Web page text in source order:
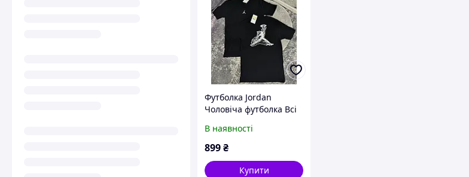
Футболка Jordan
Чоловіча футболка Всі
В наявності
899₴
Купити